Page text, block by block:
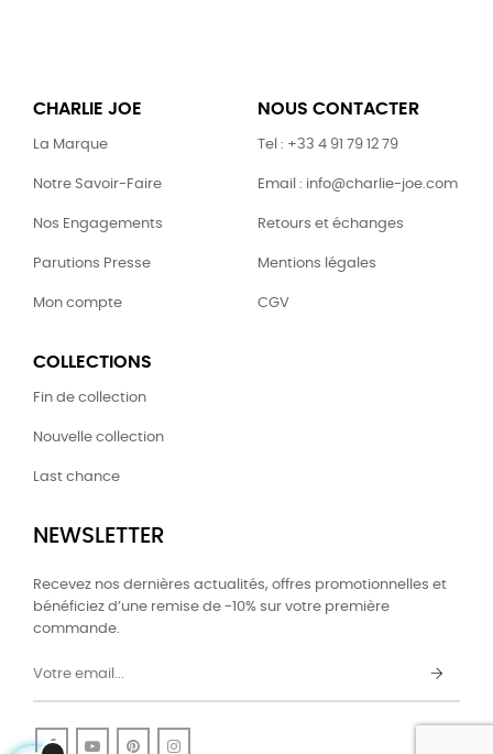
CHARLIE JOE
La Marque
Notre Savoir-Faire
Nos Engagements
Parutions Presse
Mon compte
NOUS CONTACTER
Tel : +33 4 91 79 12 79
Email : info@charlie-joe.com
Retours et échanges
Mentions légales
CGV
COLLECTIONS
Fin de collection
Nouvelle collection
Last chance
NEWSLETTER
Recevez nos dernières actualités, offres promotionnelles et
bénéficiez d’une remise de -10% sur votre première
commande.
FacebookYouTubePinterest